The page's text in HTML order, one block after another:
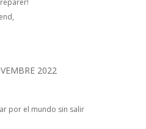
2022
por el mundo sin salir